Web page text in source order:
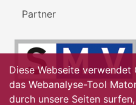
Partner
Diese Webseite verwendet
das Webanalyse-Tool
durch unsere Seiten